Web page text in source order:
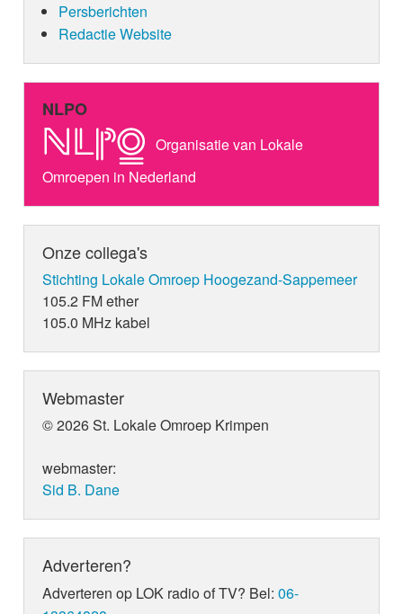
Persberichten
Redactie Website
NLPO
Organisatie van Lokale
Omroepen in Nederland
Onze collega's
Stichting Lokale Omroep Hoogezand-Sappemeer
105.2 FM ether
105.0 MHz kabel
Webmaster
© 2026 St. Lokale Omroep Krimpen
webmaster:
Sid B. Dane
Adverteren?
Adverteren op LOK radio of TV? Bel:06-